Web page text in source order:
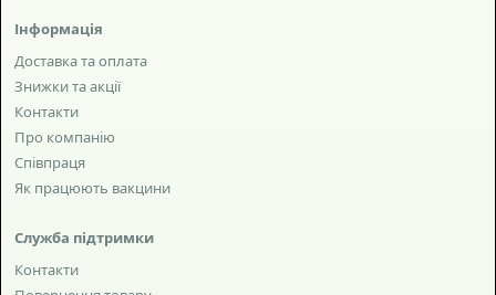
Інформація
Доставка та оплата
Знижки та акції
Контакти
Про компанію
Співпраця
Як працюють вакцини
Служба підтримки
Контакти